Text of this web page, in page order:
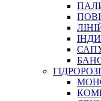
САДОВИЙ
ЕЛЕКТРИЧНІ
ПАЛЬНИКИ,
ІНСТРУМЕНТИ
ЗАМКИ І
ІНСТРУМЕНТИ